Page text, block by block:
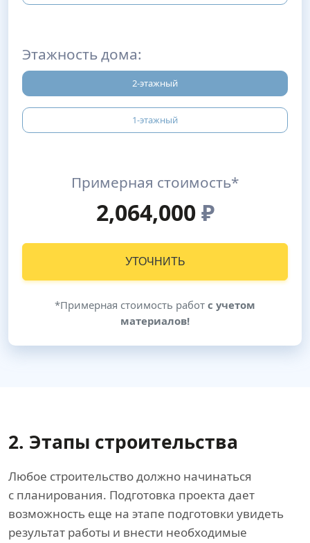
Этажность дома:
2-этажный
1-этажный
Примерная стоимость*
2,064,000₽
УТОЧНИТЬ
*Примерная стоимость работ с учетом
материалов!
2. Этапы строительства
Любое строительство должно начинаться
с планирования. Подготовка проекта дает
возможность еще на этапе подготовки увидеть
результат работы и внести необходимые